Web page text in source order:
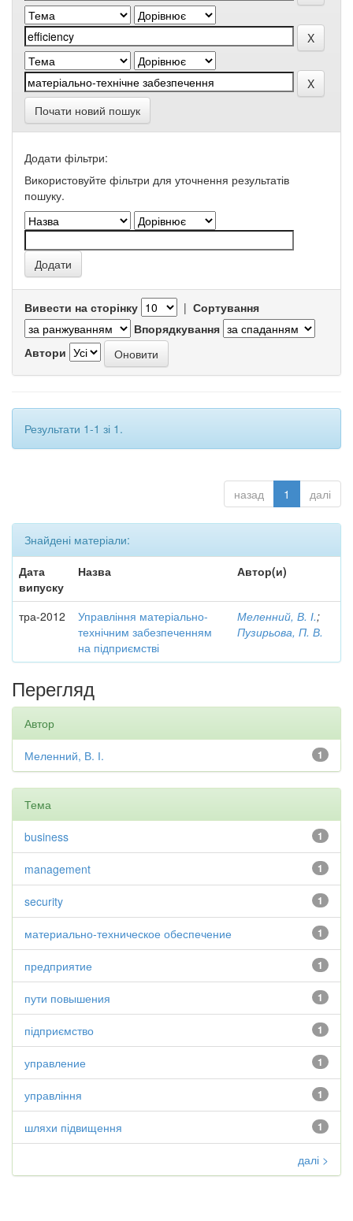
Почати новий пошук
Додати фільтри:
Використовуйте фільтри для уточнення результатів
пошуку.
Вивести на сторінку | Сортування
Впорядкування
Автори
Результати 1-1 зі 1.
назад 1 далі
Знайдені матеріали:
Дата
випуску
Назва Автор(и)
тра-2012
Управління матеріально-
технічним забезпеченням
на підприємстві
Меленний, В. І.;
Пузирьова, П. В.
Перегляд
Автор
1
Меленний, В. І.
Тема
1
business
1
management
1
security
1
материально-техническое обеспечение
1
предприятие
1
пути повышения
1
підприємство
1
управление
1
управління
1
шляхи підвищення
далі >